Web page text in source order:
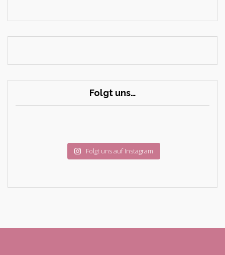
Folgt uns…
Folgt uns auf Instagram